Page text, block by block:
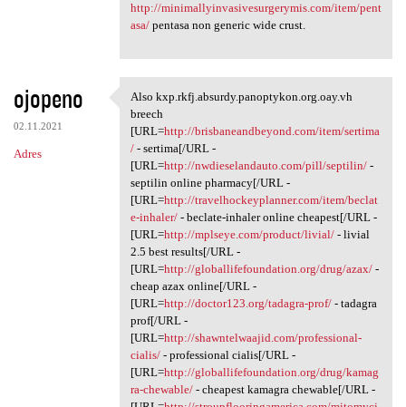
http://minimallyinvasivesurgerymis.com/item/pent
asa/pentasa non generic wide crust.
ojopeno
02.11.2021
Adres
Also kxp.rkfj.absurdy
Also kxp.rkfj.absurdy.panoptykon.org.oay.vh
breech
[URL=http://brisbaneandbeyond.com/item/sertima
/- sertima[/URL -
[URL=http://nwdieselandauto.com/pill/septilin/-
septilin online pharmacy[/URL -
[URL=http://travelhockeyplanner.com/item/beclat
e-inhaler/- beclate-inhaler online cheapest[/URL -
[URL=http://mplseye.com/product/livial/- livial
2.5 best results[/URL -
[URL=http://globallifefoundation.org/drug/azax/-
cheap azax online[/URL -
[URL=http://doctor123.org/tadagra-prof/- tadagra
prof[/URL -
[URL=http://shawntelwaajid.com/professional-
cialis/- professional cialis[/URL -
[URL=http://globallifefoundation.org/drug/kamag
ra-chewable/- cheapest kamagra chewable[/URL -